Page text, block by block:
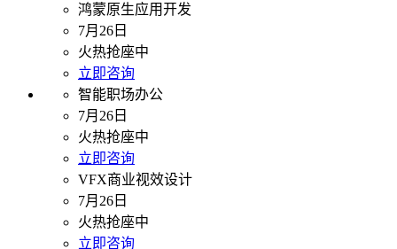
鸿蒙原生应用开发
7月26日
火热抢座中
立即咨询
智能职场办公
7月26日
火热抢座中
立即咨询
VFX商业视效设计
7月26日
火热抢座中
立即咨询